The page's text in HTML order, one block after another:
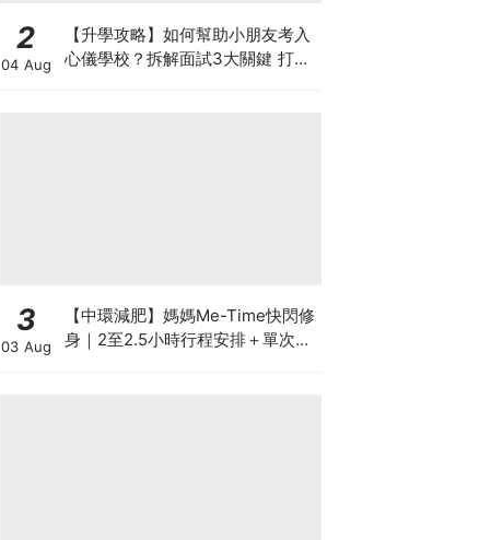
2
04 Aug
【升學攻略】如何幫助小朋友考入
心儀學校？拆解面試3大關鍵 打好
3
03 Aug
【中環減肥】媽媽Me-Time快閃修
身｜2至2.5小時行程安排＋單次收